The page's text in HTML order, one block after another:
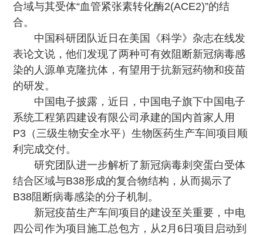
合域与其受体“血管紧张素转化酶2(ACE2)”的结
合。
中国科研团队近日在美国《科学》杂志在线发
表论文说，他们发现了两种可有效阻断新冠病毒感
染的人源单克隆抗体，有望用于抗新冠药物和疫苗
的研发。
中国电子披露，近日，中国电子旗下中国电子
系统工程第四建设有限公司承建的国内首家人用
P3（三级生物安全水平）生物医药生产车间项目顺
利完成交付。
研究团队进一步解析了新冠病毒刺突蛋白受体
结合区域与B38形成的复合物结构，从而揭示了
B38阻断病毒感染的分子机制。
新冠疫苗生产车间项目的建设至关重要，中电
四公司作为项目施工总包方，从2月6日项目启动到